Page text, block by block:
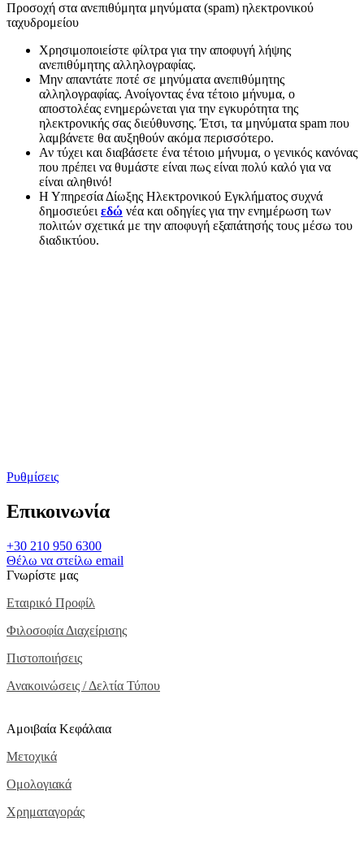
Προσοχή στα ανεπιθύμητα μηνύματα (spam) ηλεκτρονικού
ταχυδρομείου
Χρησιμοποιείστε φίλτρα για την αποφυγή λήψης
ανεπιθύμητης αλληλογραφίας.
Μην απαντάτε ποτέ σε μηνύματα ανεπιθύμητης
αλληλογραφίας. Ανοίγοντας ένα τέτοιο μήνυμα, ο
αποστολέας ενημερώνεται για την εγκυρότητα της
ηλεκτρονικής σας διεύθυνσης. Έτσι, τα μηνύματα spam που
λαμβάνετε θα αυξηθούν ακόμα περισσότερο.
Αν τύχει και διαβάσετε ένα τέτοιο μήνυμα, ο γενικός κανόνας
που πρέπει να θυμάστε είναι πως είναι πολύ καλό για να
είναι αληθινό!
Η Υπηρεσία Δίωξης Ηλεκτρονικού Εγκλήματος συχνά
δημοσιεύει εδώ νέα και οδηγίες για την ενημέρωση των
πολιτών σχετικά με την αποφυγή εξαπάτησής τους μέσω του
διαδικτύου.
Ρυθμίσεις
Επικοινωνία
+30 210 950 6300
Θέλω να στείλω email
Γνωρίστε μας
Εταιρικό Προφίλ
Φιλοσοφία Διαχείρισης
Πιστοποιήσεις
Ανακοινώσεις / Δελτία Τύπου
Αμοιβαία Κεφάλαια
Μετοχικά
Ομολογιακά
Χρηματαγοράς